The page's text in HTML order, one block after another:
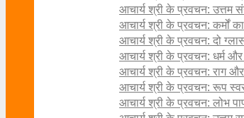
आचार्य श्री के प्रवचन: उत्तम
आचार्य श्री के प्रवचन: कर्मों
आचार्य श्री के प्रवचन: दो
आचार्य श्री के प्रवचन: धर्म और
आचार्य श्री के प्रवचन: राग और
आचार्य श्री के प्रवचन: रूप
आचार्य श्री के प्रवचन: लोभ